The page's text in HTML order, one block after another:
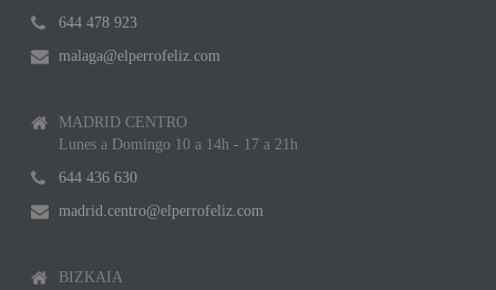
644 478 923
malaga@elperrofeliz.com
MADRID CENTRO
Lunes a Domingo 10 a 14h - 17 a 21h
644 436 630
madrid.centro@elperrofeliz.com
BIZKAIA